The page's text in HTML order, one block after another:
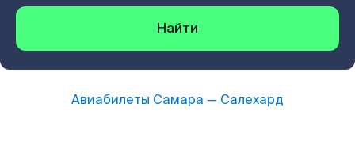
Найти
Авиабилеты Самара — Салехард